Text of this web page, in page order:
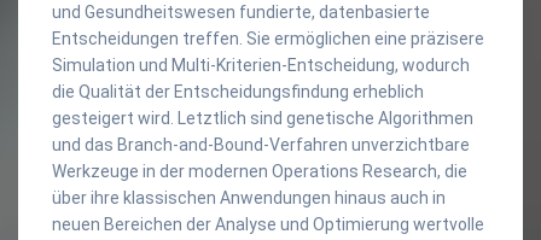
und Gesundheitswesen fundierte, datenbasierte
Entscheidungen treffen. Sie ermöglichen eine präzisere
Simulation und Multi-Kriterien-Entscheidung, wodurch
die Qualität der Entscheidungsfindung erheblich
gesteigert wird. Letztlich sind genetische Algorithmen
und das Branch-and-Bound-Verfahren unverzichtbare
Werkzeuge in der modernen Operations Research, die
über ihre klassischen Anwendungen hinaus auch in
neuen Bereichen der Analyse und Optimierung wertvolle